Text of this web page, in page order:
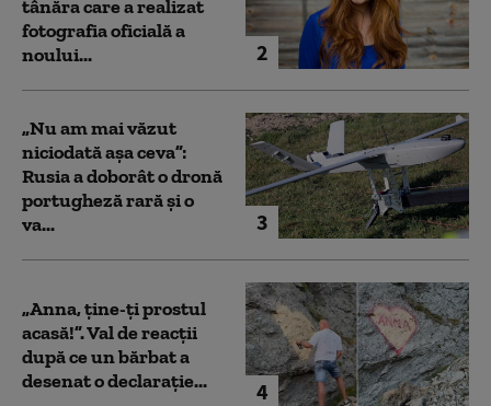
2
tânăra care a realizat
fotografia oficială a
noului...
3
„Nu am mai văzut
niciodată așa ceva”:
Rusia a doborât o dronă
portugheză rară și o
va...
4
„Anna, ţine-ţi prostul
acasă!”. Val de reacții
după ce un bărbat a
desenat o declarație...